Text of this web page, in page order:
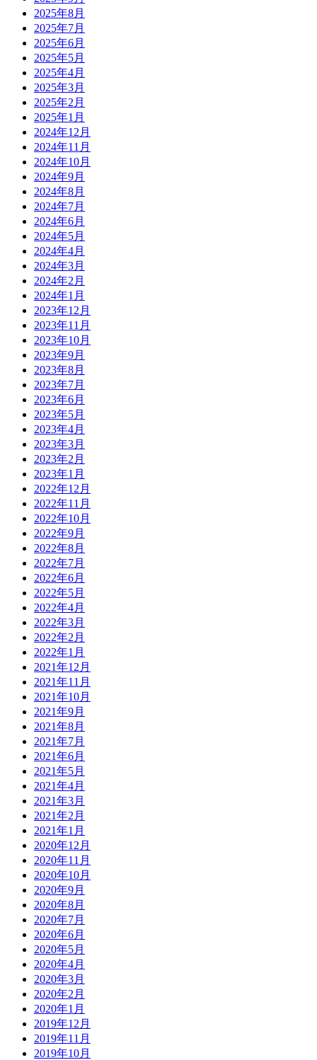
2025年8月
2025年7月
2025年6月
2025年5月
2025年4月
2025年3月
2025年2月
2025年1月
2024年12月
2024年11月
2024年10月
2024年9月
2024年8月
2024年7月
2024年6月
2024年5月
2024年4月
2024年3月
2024年2月
2024年1月
2023年12月
2023年11月
2023年10月
2023年9月
2023年8月
2023年7月
2023年6月
2023年5月
2023年4月
2023年3月
2023年2月
2023年1月
2022年12月
2022年11月
2022年10月
2022年9月
2022年8月
2022年7月
2022年6月
2022年5月
2022年4月
2022年3月
2022年2月
2022年1月
2021年12月
2021年11月
2021年10月
2021年9月
2021年8月
2021年7月
2021年6月
2021年5月
2021年4月
2021年3月
2021年2月
2021年1月
2020年12月
2020年11月
2020年10月
2020年9月
2020年8月
2020年7月
2020年6月
2020年5月
2020年4月
2020年3月
2020年2月
2020年1月
2019年12月
2019年11月
2019年10月